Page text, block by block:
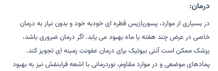
درمان:
در بسیاری از موارد، پسوریازیس قطره ای خودبه خود و بدون نیاز به درمان
خاصی در عرض چند هفته یا ماه بهبود می یابد. اگر درمان ضروری باشد،
پزشک ممکن است آنتی بیوتیک برای درمان عفونت زمینه ای تجویز کند.
پمادهای موضعی و در موارد مقاوم، نوردرمانی با اشعه فرابنفش نیز به بهبود